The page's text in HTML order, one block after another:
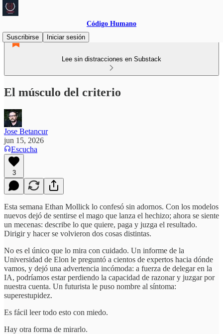
Código Humano
Suscribirse
Iniciar sesión
Lee sin distracciones en Substack
El músculo del criterio
Jose Betancur
jun 15, 2026
Escucha
3
Esta semana Ethan Mollick lo confesó sin adornos. Con los modelos
nuevos dejó de sentirse el mago que lanza el hechizo; ahora se siente
un mecenas: describe lo que quiere, paga y juzga el resultado.
Dirigir y hacer se volvieron dos cosas distintas.
No es el único que lo mira con cuidado. Un informe de la
Universidad de Elon le preguntó a cientos de expertos hacia dónde
vamos, y dejó una advertencia incómoda: a fuerza de delegar en la
IA, podríamos estar perdiendo la capacidad de razonar y juzgar por
nuestra cuenta. Un futurista le puso nombre al síntoma:
superestupidez.
Es fácil leer todo esto con miedo.
Hay otra forma de mirarlo.